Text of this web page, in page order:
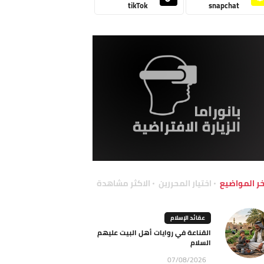
snapchat
tikTok
المواضيع اختيار المحررين الاكثر مشاهدة
عقائد الإسلام
القناعة في روايات أهل البيت عليهم
السلام
07/08/2026